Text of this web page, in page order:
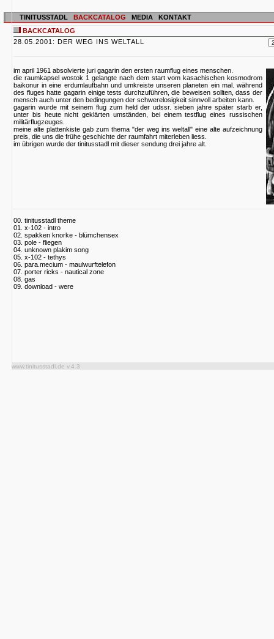
TINITUSSTADL BACKCATALOG MEDIA
KONTAKT
BACKCATALOG
28.05.2001: DER WEG INS WELTALL
im april 1961 absolvierte juri gagarin den ersten raumflug eines menschen.
die raumkapsel wostok 1 gelangte nach dem start vom kasachischen kosmodrom
baikonur in eine erdumlaufbahn und umkreiste unseren planeten ein mal. während
des fluges hatte gagarin einige tests durchzuführen, die beweisen sollten, dass der
mensch auch unter den bedingungen der schwerelosigkeit sinnvoll arbeiten kann.
gagarin wurde mit seinem flug zum held der udssr. sieben jahre später starb er,
unter bis heute nicht geklärten umständen, bei einem testflug eines russischen
militärflugzeuges.
meine alte plattenkiste gab zum thema "der weg ins weltall" eine alte aufzeichnung
preis, die uns die frühe geschichte der raumfahrt miterleben liess.
im übrigen wurde der tinitusstadl mit dieser sendung drei jahre alt.
00. tinitusstadl theme
01. x-102 - intro
02. spakken knorke - blümchensex
03. pole - fliegen
04. unknown plakim song
05. x-102 - tethys
06. para.mecium - maulwurftelefon
07. porter ricks - nautical zone
08. gas
09. download - were
www.tinitusstadl.de v.4.3